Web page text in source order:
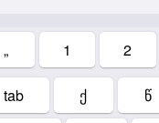
„ 1 2
tab ქ წ